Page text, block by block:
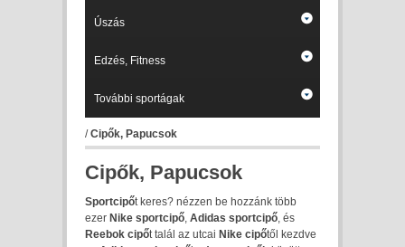
Úszás
Edzés, Fitness
További sportágak
/Cipők, Papucsok
Cipők, Papucsok
Sportcipőt keres? nézzen be hozzánk több
ezer Nike sportcipő, Adidas sportcipő, és
Reebok cipőt talál az utcai Nike cipőtől kezdve